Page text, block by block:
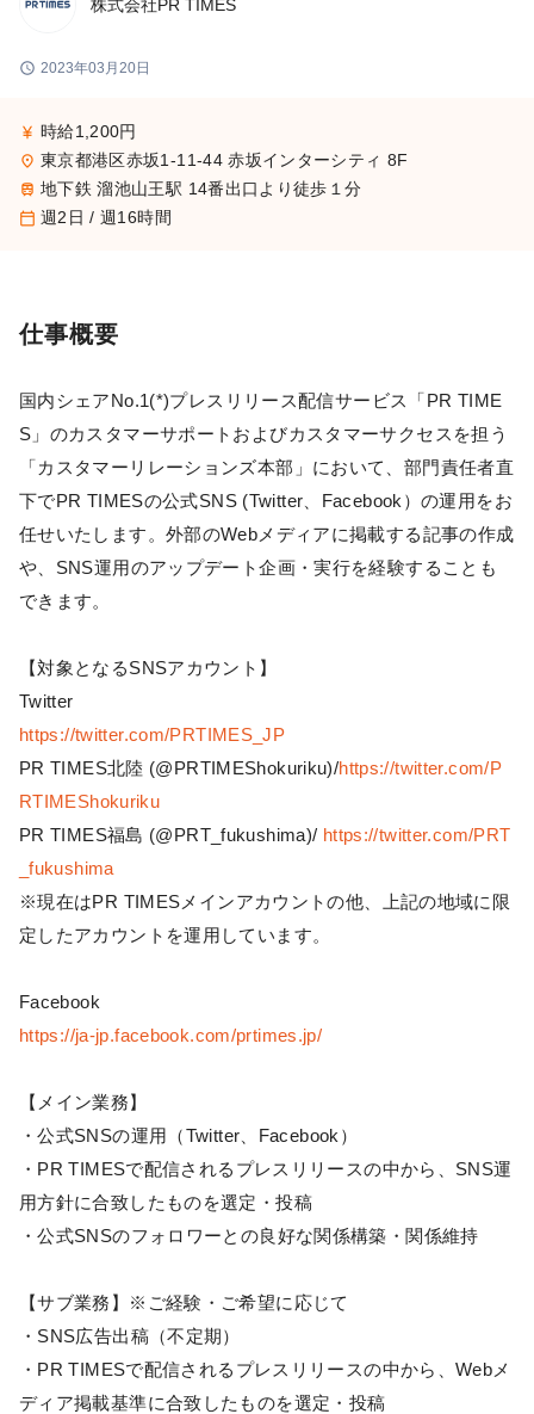
株式会社PR TIMES
schedule 2023年03月20日
currency_yen 時給1,200円
place 東京都港区赤坂1-11-44 赤坂インターシティ 8F
train 地下鉄 溜池山王駅 14番出口より徒歩１分
calendar_today 週2日 / 週16時間
仕事概要
国内シェアNo.1(*)プレスリリース配信サービス「PR TIME
S」のカスタマーサポートおよびカスタマーサクセスを担う
「カスタマーリレーションズ本部」において、部門責任者直
下でPR TIMESの公式SNS (Twitter、Facebook）の運用をお
任せいたします。外部のWebメディアに掲載する記事の作成
や、SNS運用のアップデート企画・実行を経験することも
できます。
【対象となるSNSアカウント】
Twitter
https://twitter.com/PRTIMES_JP
PR TIMES北陸 (@PRTIMEShokuriku)/https://twitter.com/P
RTIMEShokuriku
PR TIMES福島 (@PRT_fukushima)/ https://twitter.com/PRT
_fukushima
※現在はPR TIMESメインアカウントの他、上記の地域に限
定したアカウントを運用しています。
Facebook
https://ja-jp.facebook.com/prtimes.jp/
【メイン業務】
・公式SNSの運用（Twitter、Facebook）
・PR TIMESで配信されるプレスリリースの中から、SNS運
用方針に合致したものを選定・投稿
・公式SNSのフォロワーとの良好な関係構築・関係維持
【サブ業務】※ご経験・ご希望に応じて
・SNS広告出稿（不定期）
・PR TIMESで配信されるプレスリリースの中から、Webメ
ディア掲載基準に合致したものを選定・投稿